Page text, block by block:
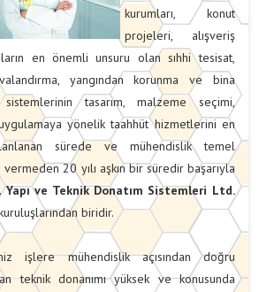
kurumları, konut
projeleri, alışveriş
en önemli unsuru olan sıhhi tesisat,
yangından korunma ve bina
tasarım, malzeme seçimi,
yönelik taahhüt hizmetlerini en
sürede ve mühendislik temel
20 yılı aşkın bir süredir başarıyla
Yapı ve Teknik Donatım Sistemleri Ltd.
biridir.
işlere mühendislik açısından doğru
teknik donanımı yüksek ve konusunda